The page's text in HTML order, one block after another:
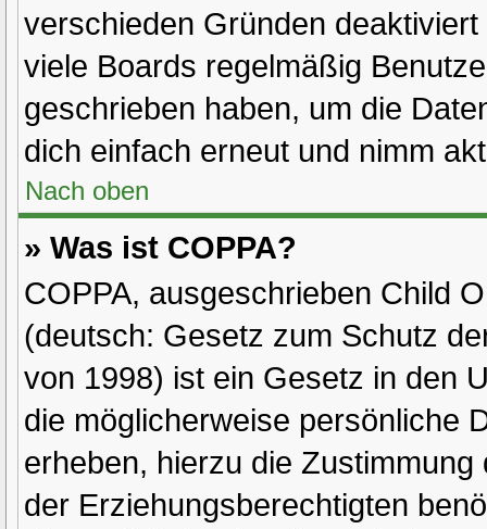
verschieden Gründen
viele Boards regelmäßig
geschrieben haben, um die
dich einfach erneut und nimm
Nach oben
» Was ist COPPA?
COPPA, ausgeschrieben Child
(deutsch: Gesetz zum Schutz
von 1998) ist ein Gesetz in den
die möglicherweise persönliche
erheben, hierzu die
der Erziehungsberechtigten